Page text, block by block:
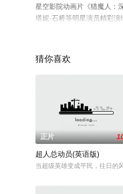
星空影院动画片《猎魔人：
塔妮·石桥等明星演员精彩
猜你喜欢
正片
超人总动员(英语版)
当超级英雄变成平民，往日的